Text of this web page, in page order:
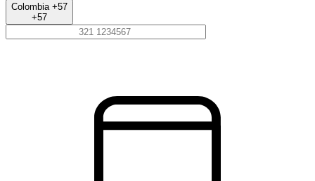
Colombia +57
+57